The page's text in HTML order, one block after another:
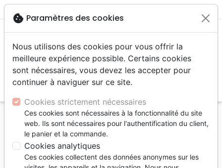
menu
Accueil
Jeunesse
Bible (La) - Histoires au fil des jours
La Bible
cookie Paramètres des cookies
Nous utilisons des cookies pour vous offrir la
meilleure expérience possible. Certains cookies
sont nécessaires, vous devez les accepter pour
continuer à naviguer sur ce site.
Cookies strictement nécessaires
Ces cookies sont nécessaires à la fonctionnalité du site
web. Ils sont nécessaires pour l'authentification du client,
le panier et la commande.
Cookies analytiques
Ces cookies collectent des données anonymes sur les